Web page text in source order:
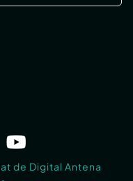
de Digital Antena